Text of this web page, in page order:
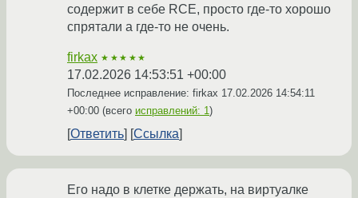
содержит в себе RCE, просто где-то хорошо
спрятали а где-то не очень.
firkax ★★★★★
17.02.2026 14:53:51 +00:00
Последнее исправление: firkax 17.02.2026 14:54:11
+00:00 (всего исправлений: 1)
Ответить Ссылка
Его надо в клетке держать, на виртуалке